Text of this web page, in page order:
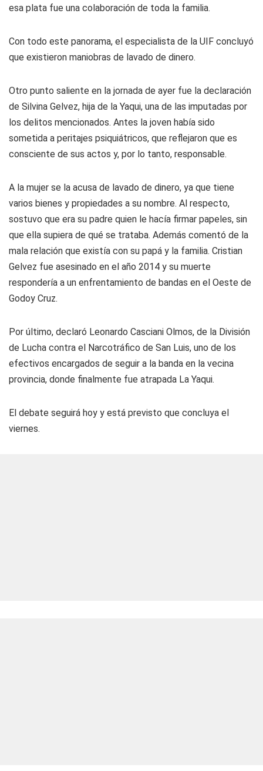
esa plata fue una colaboración de toda la familia.
Con todo este panorama, el especialista de la UIF concluyó
que existieron maniobras de lavado de dinero.
Otro punto saliente en la jornada de ayer fue la declaración
de Silvina Gelvez, hija de la Yaqui, una de las imputadas por
los delitos mencionados. Antes la joven había sido
sometida a peritajes psiquiátricos, que reflejaron que es
consciente de sus actos y, por lo tanto, responsable.
A la mujer se la acusa de lavado de dinero, ya que tiene
varios bienes y propiedades a su nombre. Al respecto,
sostuvo que era su padre quien le hacía firmar papeles, sin
que ella supiera de qué se trataba. Además comentó de la
mala relación que existía con su papá y la familia. Cristian
Gelvez fue asesinado en el año 2014 y su muerte
respondería a un enfrentamiento de bandas en el Oeste de
Godoy Cruz.
Por último, declaró Leonardo Casciani Olmos, de la División
de Lucha contra el Narcotráfico de San Luis, uno de los
efectivos encargados de seguir a la banda en la vecina
provincia, donde finalmente fue atrapada La Yaqui.
El debate seguirá hoy y está previsto que concluya el
viernes.